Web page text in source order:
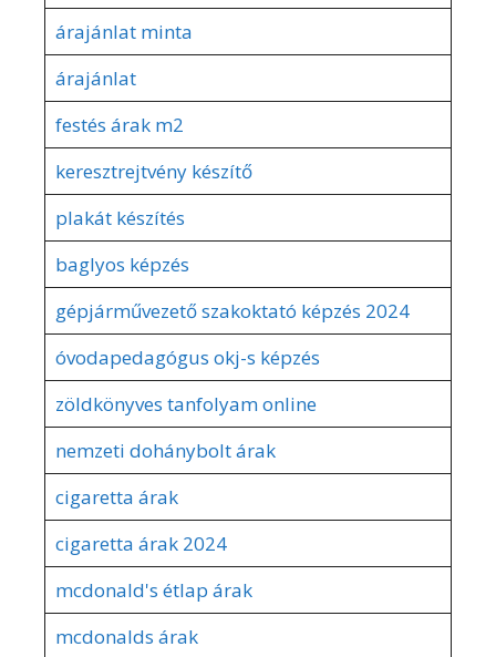
árajánlat minta
árajánlat
festés árak m2
keresztrejtvény készítő
plakát készítés
baglyos képzés
gépjárművezető szakoktató képzés 2024
óvodapedagógus okj-s képzés
zöldkönyves tanfolyam online
nemzeti dohánybolt árak
cigaretta árak
cigaretta árak 2024
mcdonald's étlap árak
mcdonalds árak